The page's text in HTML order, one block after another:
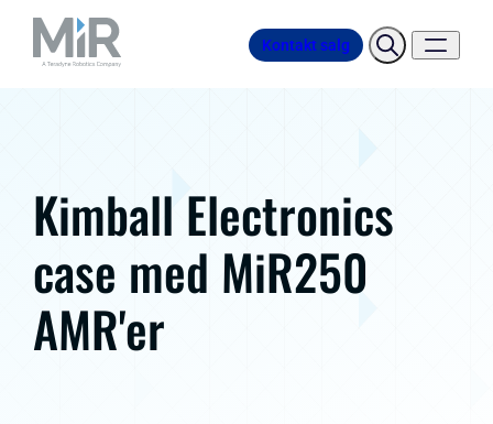
Kontakt salg
Kimball Electronics
case med MiR250
AMR'er